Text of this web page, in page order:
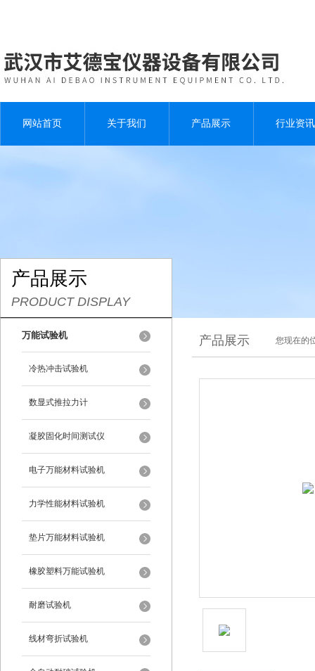
网站首页 关于我们 产品展示 行业资讯
产品展示
PRODUCT DISPLAY
万能试验机
冷热冲击试验机
数显式推拉力计
凝胶固化时间测试仪
电子万能材料试验机
力学性能材料试验机
垫片万能材料试验机
橡胶塑料万能试验机
耐磨试验机
线材弯折试验机
产品展示 您现在的